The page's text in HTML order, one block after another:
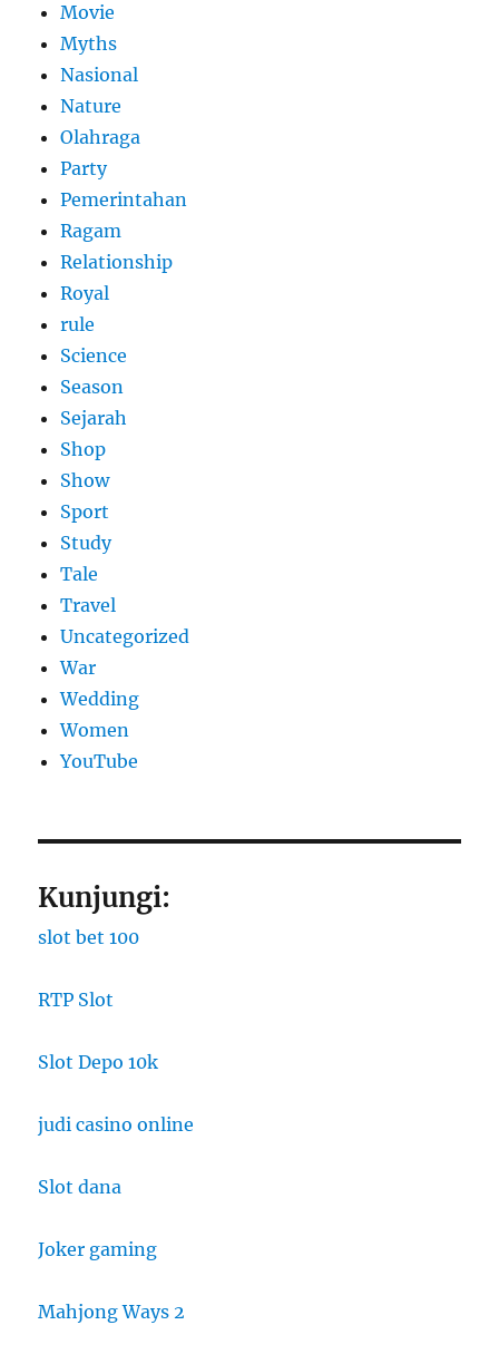
Movie
Myths
Nasional
Nature
Olahraga
Party
Pemerintahan
Ragam
Relationship
Royal
rule
Science
Season
Sejarah
Shop
Show
Sport
Study
Tale
Travel
Uncategorized
War
Wedding
Women
YouTube
Kunjungi:
slot bet 100
RTP Slot
Slot Depo 10k
judi casino online
Slot dana
Joker gaming
Mahjong Ways 2